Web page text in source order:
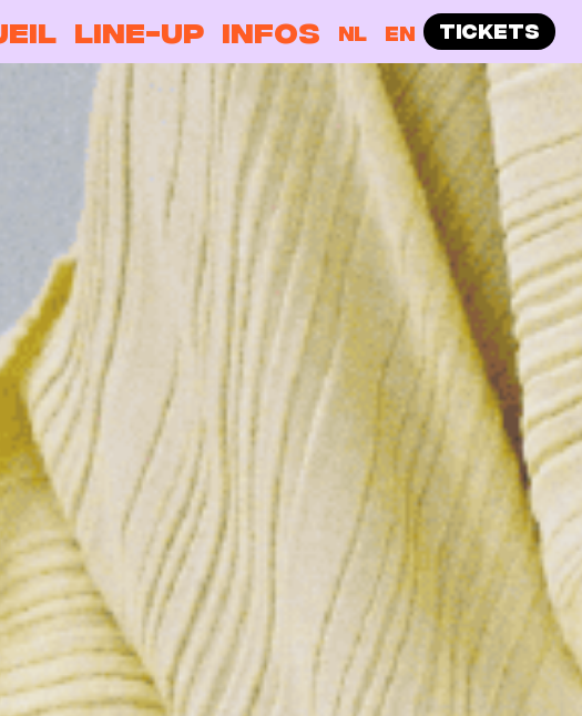
LINE-UP INFOS NL EN TICKETS